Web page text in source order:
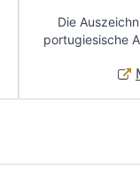
Die
portugiesische